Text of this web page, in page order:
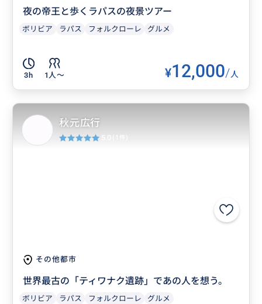
夜の帝王と歩くラパスの夜景ツアー
ボリビア ラパス フォルクローレ グルメ
3h 1人〜 ¥12,000/人
その他都市
世界最古の「ティワナク遺跡」であの人を想う。
ボリビア ラパス フォルクローレ グルメ
秋元広行
5.0 (1件)